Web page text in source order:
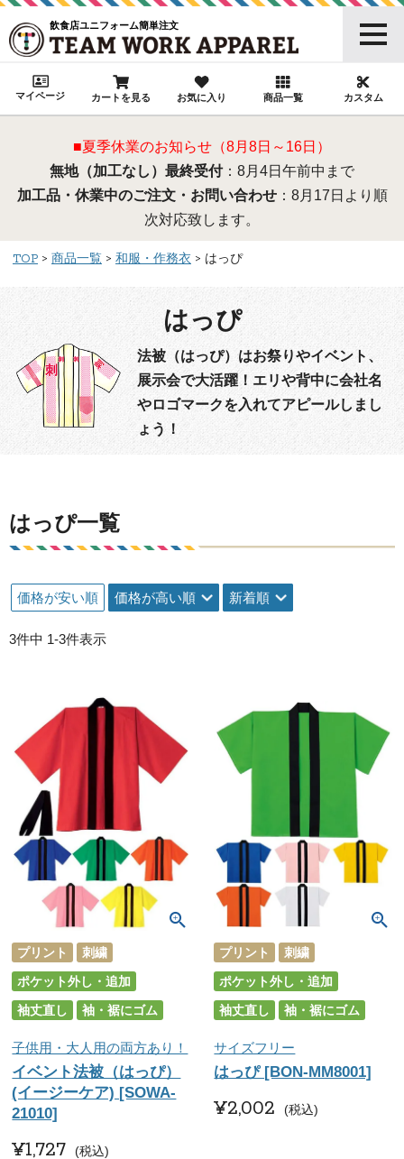
飲食店ユニフォーム簡単注文
マイページ カートを見る お気に入り 商品一覧 カスタム
■夏季休業のお知らせ（8月8日～16日）
無地（加工なし）最終受付：8月4日午前中まで
加工品・休業中のご注文・お問い合わせ：8月17日より順
次対応致します。
TOP 商品一覧 和服・作務衣 はっぴ
はっぴ
法被（はっぴ）はお祭りやイベント、
展示会で大活躍！エリや背中に会社名
やロゴマークを入れてアピールしまし
ょう！
はっぴ一覧
価格が安い順 価格が高い順 新着順
3件中 1-3件表示
プリント
刺繍
ポケット外し・追加
袖丈直し
袖・裾にゴム
子供用・大人用の両方あり！
イベント法被（はっぴ）
(イージーケア) [SOWA-
21010]
¥1,727 税込
プリント
刺繍
ポケット外し・追加
袖丈直し
袖・裾にゴム
サイズフリー
はっぴ [BON-MM8001]
¥2,002 税込